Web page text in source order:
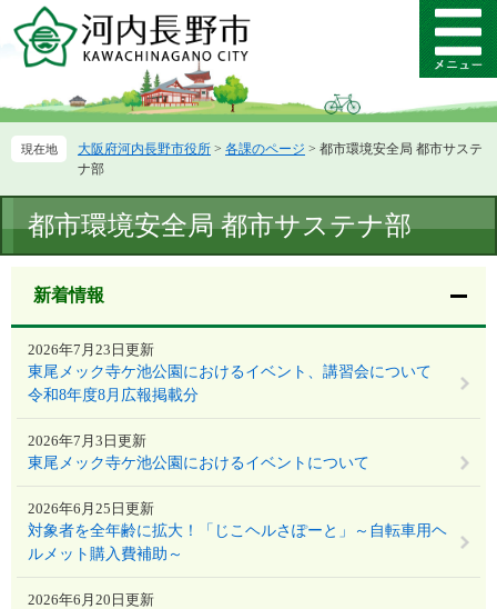
ー
先
ニ
を
て
メ
ニ
ー
大阪府河内長野市役所 > 各課のページ > 都市環境安全局 都市サステ
ナ部
文
都市環境安全局 都市サステナ部
新着情報
東尾メック寺ケ池公園におけるイベント、講習会について
令和8年度8月広報掲載分
2026年7月23日更新
東尾メック寺ケ池公園におけるイベントについて
2026年7月3日更新
対象者を全年齢に拡大！「じこヘルさぽーと」～自転車用ヘ
ルメット購入費補助～
2026年6月25日更新
2026年6月20日更新